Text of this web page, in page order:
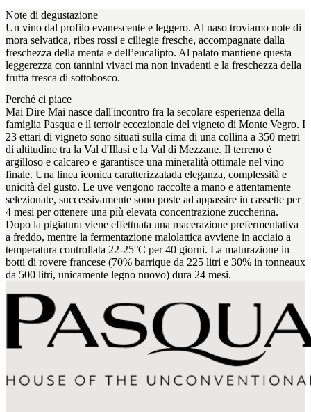
Note di degustazione
Un vino dal profilo evanescente e leggero. Al naso troviamo note di
mora selvatica, ribes rossi e ciliegie fresche, accompagnate dalla
freschezza della menta e dell’eucalipto. Al palato mantiene questa
leggerezza con tannini vivaci ma non invadenti e la freschezza della
frutta fresca di sottobosco.
Perché ci piace
Mai Dire Mai nasce dall'incontro fra la secolare esperienza della
famiglia Pasqua e il terroir eccezionale del vigneto di Monte Vegro. I
23 ettari di vigneto sono situati sulla cima di una collina a 350 metri
di altitudine tra la Val d'Illasi e la Val di Mezzane. Il terreno è
argilloso e calcareo e garantisce una mineralità ottimale nel vino
finale. Una linea iconica caratterizzatada eleganza, complessità e
unicità del gusto. Le uve vengono raccolte a mano e attentamente
selezionate, successivamente sono poste ad appassire in cassette per
4 mesi per ottenere una più elevata concentrazione zuccherina.
Dopo la pigiatura viene effettuata una macerazione prefermentativa
a freddo, mentre la fermentazione malolattica avviene in acciaio a
temperatura controllata 22-25°C per 40 giorni. La maturazione in
botti di rovere francese (70% barrique da 225 litri e 30% in tonneaux
da 500 litri, unicamente legno nuovo) dura 24 mesi.